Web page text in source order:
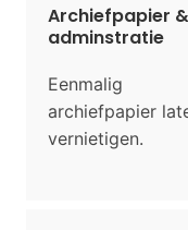
Archiefpapier &
adminstratie
Eenmalig
archiefpapier
vernietigen.